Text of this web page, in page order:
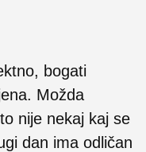
bogati
Možda
nije nekaj kaj se
dan ima odličan